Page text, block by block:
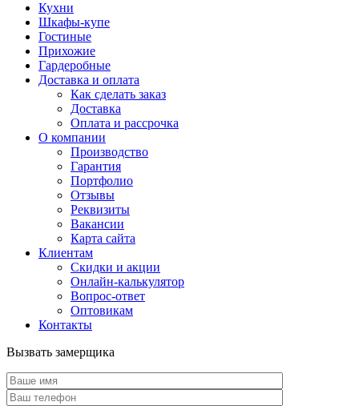
Кухни
Шкафы-купе
Гостиные
Прихожие
Гардеробные
Доставка и оплата
Как сделать заказ
Доставка
Оплата и рассрочка
О компании
Производство
Гарантия
Портфолио
Отзывы
Реквизиты
Вакансии
Карта сайта
Клиентам
Скидки и акции
Онлайн-калькулятор
Вопрос-ответ
Оптовикам
Контакты
Вызвать замерщика